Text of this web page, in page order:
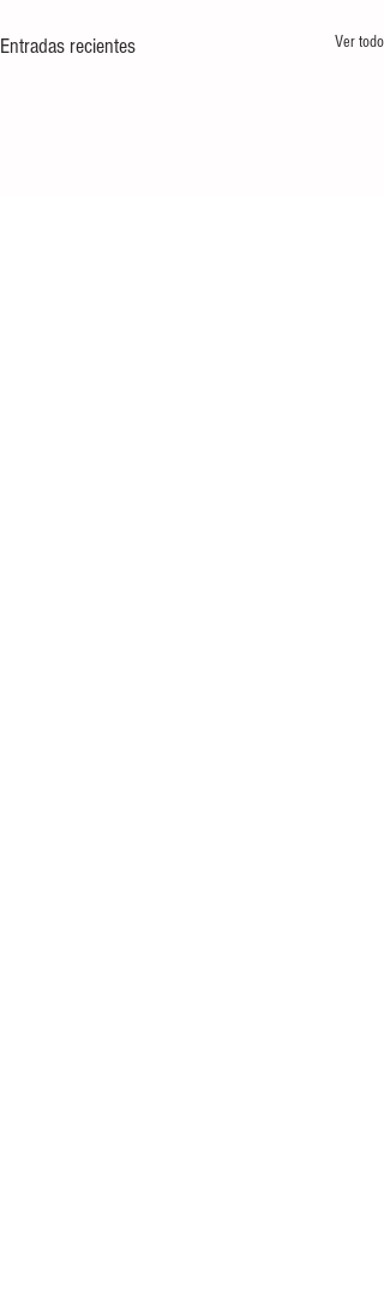
Entradas recientes Ver todo